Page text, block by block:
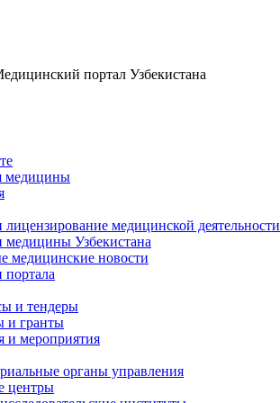
медицины
лицензирование медицинской деятельности
медицины Узбекистана
медицинские новости
портала
и тендеры
и гранты
и мероприятия
органы управления
центры